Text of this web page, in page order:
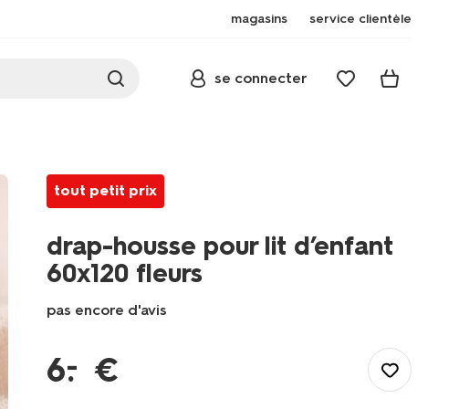
magasins service clientèle
se connecter
tout petit prix
drap-housse pour lit d’enfant
60x120 fleurs
pas encore d'avis
de-
6.
– €